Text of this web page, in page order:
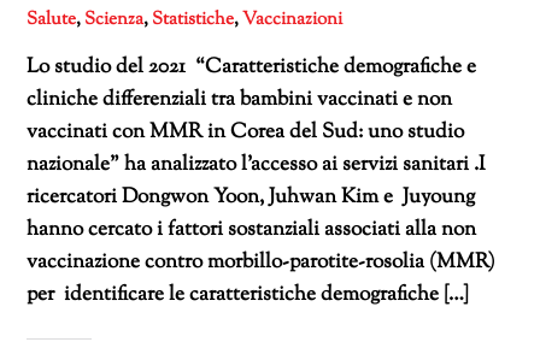
Salute,Scienza,Statistiche,Vaccinazioni
Lo studio del 2021 “Caratteristiche demografiche e
cliniche differenziali tra bambini vaccinati e non
vaccinati con MMR in Corea del Sud: uno studio
nazionale” ha analizzato l’accesso ai servizi sanitari .I
ricercatori Dongwon Yoon, Juhwan Kim e Juyoung
hanno cercato i fattori sostanziali associati alla non
vaccinazione contro morbillo-parotite-rosolia (MMR)
per identificare le caratteristiche demografiche […]